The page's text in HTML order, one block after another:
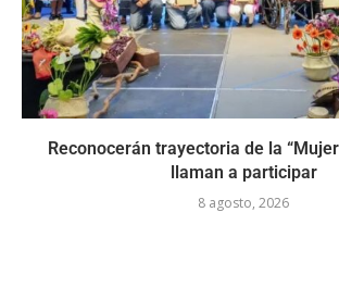
Reconocerán trayectoria de la
llaman a participar
8 agosto, 2026